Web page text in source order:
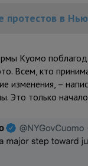
протестов в
Куомо
Всем, кто
изменения, –
Это только